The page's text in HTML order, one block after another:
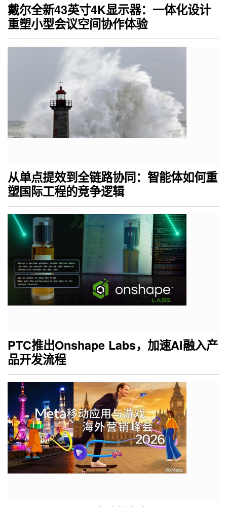
戴尔全新43英寸4K显示器：一体化设计
重塑小型会议空间协作体验
从单点提效到全链路协同：智能体如何重
塑国际工程的竞争逻辑
PTC推出Onshape Labs，加速AI融入产
品开发流程